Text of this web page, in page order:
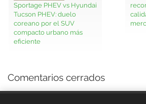
Sportage PHEV vs Hyundai
Tucson PHEV: duelo
coreano por el SUV
compacto urbano más
eficiente
Comentarios cerrados